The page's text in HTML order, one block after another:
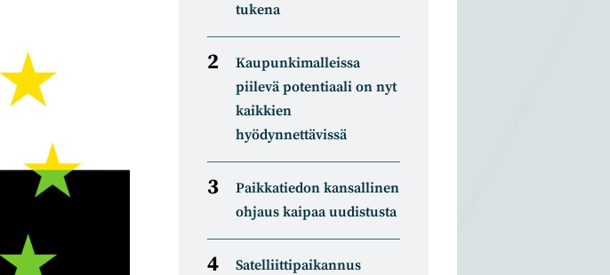
tukena
Kaupunkimalleissa
piilevä potentiaali on nyt
kaikkien
hyödynnettävissä
Paikkatiedon kansallinen
ohjaus kaipaa uudistusta
Satelliitti­paikannus